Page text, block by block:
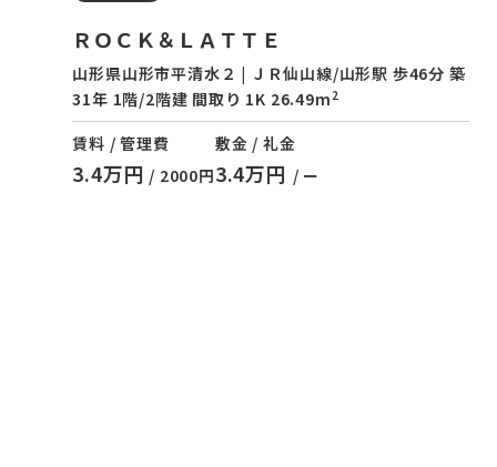
ＲＯＣＫ＆ＬＡＴＴＥ
山形県山形市平清水２ | ＪＲ仙山線/山形駅 歩46分 築
31年 1階/2階建 間取り 1K 26.49m 2
賃料 / 管理費
3.4万円 / 2000円
敷金 / 礼金
3.4万円 / ー